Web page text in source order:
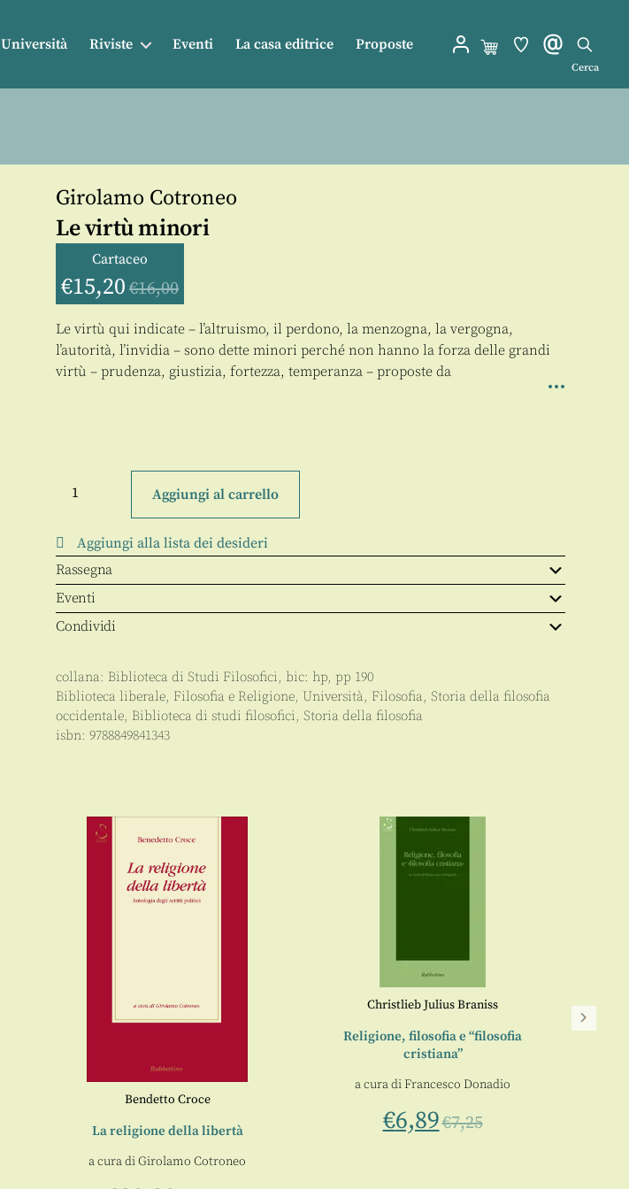
Università Riviste Eventi La casa editrice Proposte
Cerca
Girolamo Cotroneo
Le virtù minori
Cartaceo
€15,20 €16,00
Le virtù qui indicate – l’altruismo, il perdono, la menzogna, la vergogna,
l’autorità, l’invidia – sono dette minori perché non hanno la forza delle grandi
virtù – prudenza, giustizia, fortezza, temperanza – proposte da
virtù
Aggiungi al carrello
Aggiungi alla lista dei desideri
Rassegna
Eventi
Condividi
collana: Biblioteca di Studi Filosofici, bic: hp, pp 190
Biblioteca liberale, Filosofia e Religione, Università, Filosofia, Storia della filosofia
occidentale, Biblioteca di studi filosofici, Storia della filosofia
isbn: 9788849841343
Bendetto Croce
La religione della libertà
a cura diGirolamo Cotroneo
Christlieb Julius Braniss
Religione, filosofia e “filosofia
cristiana”
a cura diFrancesco Donadio
€6,89€7,25